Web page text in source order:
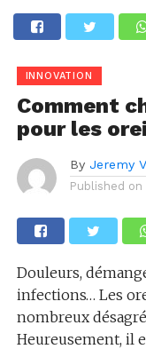
INNOVATION
Comment
pour les
By Jeremy
Published on
Douleurs,
infections… Les
nombreux
Heureusement, il